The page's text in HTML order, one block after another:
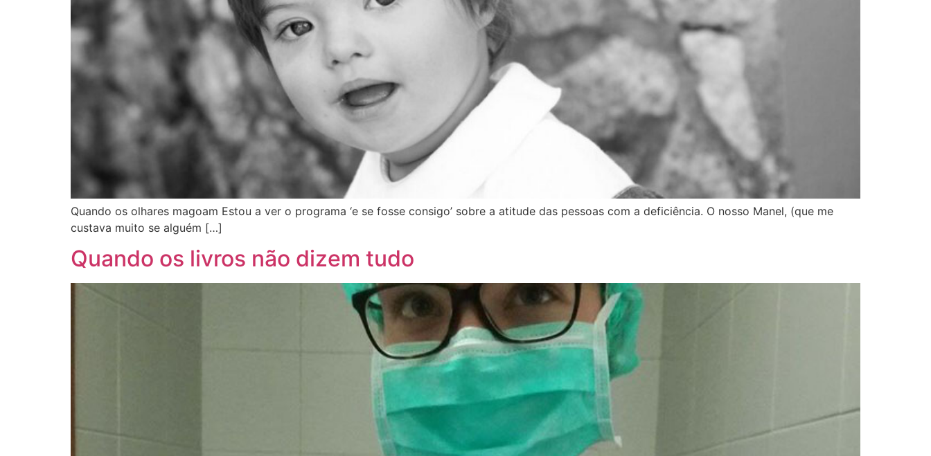
Quando os olhares magoam Estou a ver o programa ‘e se fosse consigo’ sobre a atitude das pessoas com a deficiência. O nosso Manel, (que me
custava muito se alguém […]
Quando os livros não dizem tudo